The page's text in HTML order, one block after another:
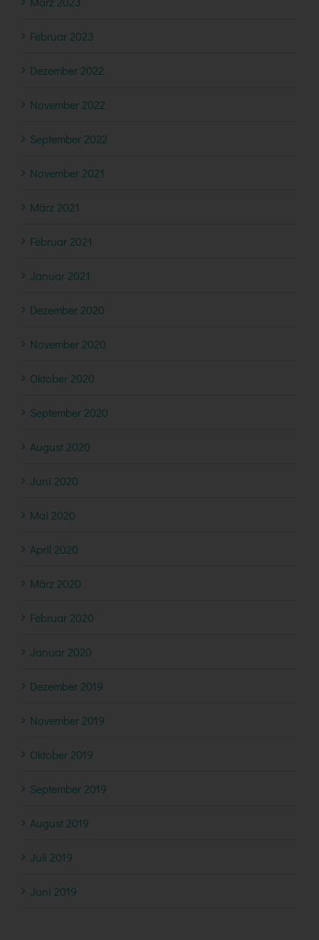
Februar 2023
Dezember 2022
November 2022
September 2022
November 2021
März 2021
Februar 2021
Januar 2021
Dezember 2020
November 2020
Oktober 2020
September 2020
August 2020
Juni 2020
Mai 2020
April 2020
März 2020
Februar 2020
Januar 2020
Dezember 2019
November 2019
Oktober 2019
September 2019
August 2019
Juli 2019
Juni 2019